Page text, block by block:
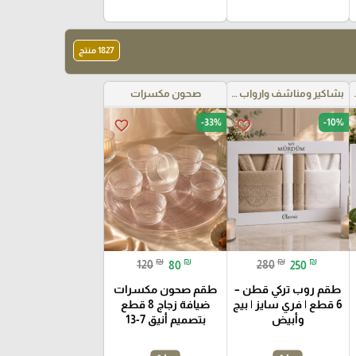
1827 منتج
حمام بشاكير ومناشف وارواب حمام
favorite_border -10%
280 ₪ 250 ₪
طقم روب تركي قطن –
6 قطع | فري سايز | بيج
وأبيض
صحون مكسرات
favorite_border -33%
120 ₪ 80 ₪
طقم صحون مكسرات
ضيافة زجاج 8 قطع
بتصميم أنيق 7-13